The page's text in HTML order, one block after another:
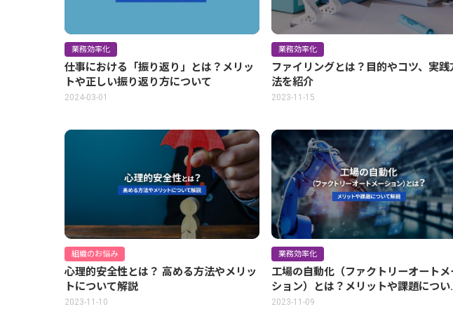
業務効率化
仕事における「振り返り」とは？メリッ
トや正しい振り返り方について
2024-03-01
業務効率化
ファイリングとは？目的やコツ、実践
法を紹介
2023-11-15
組織のお悩み
心理的安全性とは？ 高める方法やメリッ
トについて解説
2023-11-10
業務効率化
工場の自動化（ファクトリーオートメ
ション）とは？メリットや課題につい
解説
2023-11-09